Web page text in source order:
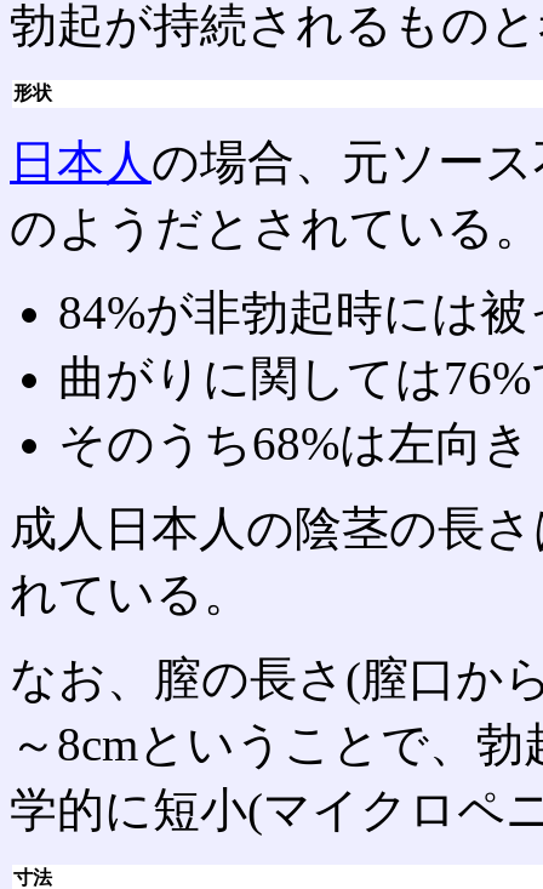
勃起が持続されるもの
形状
日本人の場合、元ソー
のようだとされている。
84%が非勃起時には
曲がりに関しては
そのうち68%は左向き
成人日本人の陰茎の長
れている。
なお、膣の長さ(膣口か
～8cmということで、
学的に短小(マイクロペ
寸法